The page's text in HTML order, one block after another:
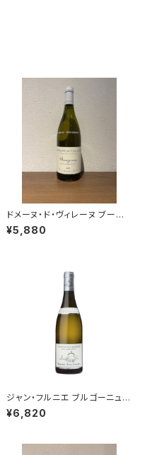
ドメーヌ・ド・ヴィレーヌ ブーズ
ロン 2020 アリゴテ ブルゴーニ
ュ 750ml
¥5,880
ジャン・フルニエ ブルゴーニュ
アリゴテ キュヴェ サン・テュルバ
ン 2021 750ml
¥6,820